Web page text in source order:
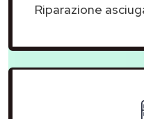
Riparazione